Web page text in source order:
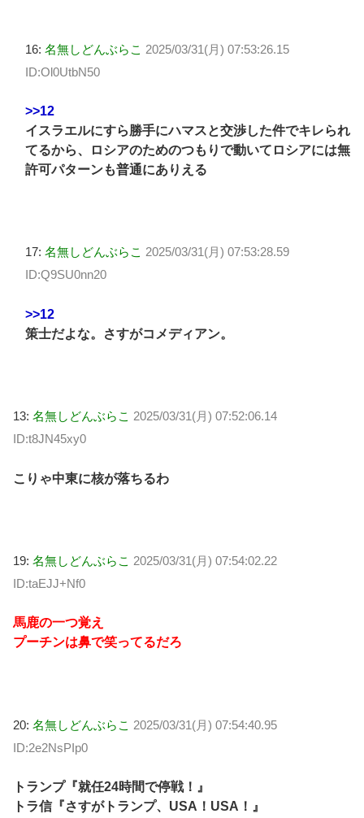
16: 名無しどんぶらこ 2025/03/31(月) 07:53:26.15
ID:Ol0UtbN50
>>12
イスラエルにすら勝手にハマスと交渉した件でキレられ
てるから、ロシアのためのつもりで動いてロシアには無
許可パターンも普通にありえる
17: 名無しどんぶらこ 2025/03/31(月) 07:53:28.59
ID:Q9SU0nn20
>>12
策士だよな。さすがコメディアン。
13: 名無しどんぶらこ 2025/03/31(月) 07:52:06.14
ID:t8JN45xy0
こりゃ中東に核が落ちるわ
19: 名無しどんぶらこ 2025/03/31(月) 07:54:02.22
ID:taEJJ+Nf0
馬鹿の一つ覚え
プーチンは鼻で笑ってるだろ
20: 名無しどんぶらこ 2025/03/31(月) 07:54:40.95
ID:2e2NsPIp0
トランプ『就任24時間で停戦！』
トラ信『さすがトランプ、USA！USA！』